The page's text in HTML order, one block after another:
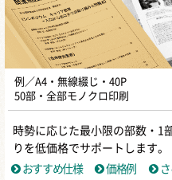
例／A4・無線綴じ・40P
50部・全部モノクロ印刷
時勢に応じた最小限の部数・1
りを低価格でサポートします。
おすすめ仕様
価格例 さ